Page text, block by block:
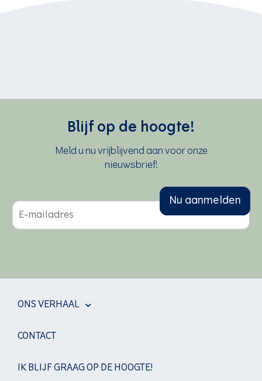
Blijf op de hoogte!
Meld u nu vrijblijvend aan voor onze
nieuwsbrief!
m
i
Nu aanmelden
ONS VERHAAL
CONTACT
IK BLIJF GRAAG OP DE HOOGTE!